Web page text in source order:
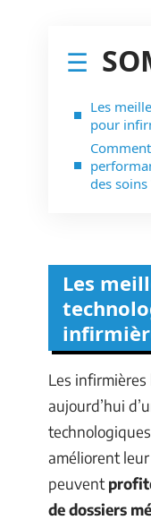
Les
pour
des soins
Les
Les
aujourd’hui
améliorent
peuvent
de dossiers